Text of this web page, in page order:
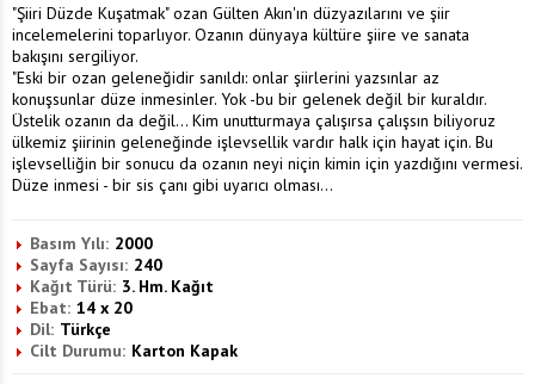
"Şiiri Düzde Kuşatmak" ozan Gülten Akın'ın düzyazılarını ve şiir
incelemelerini toparlıyor. Ozanın dünyaya kültüre şiire ve sanata
bakışını sergiliyor.
"Eski bir ozan geleneğidir sanıldı: onlar şiirlerini yazsınlar az
konuşsunlar düze inmesinler. Yok -bu bir gelenek değil bir kuraldır.
Üstelik ozanın da değil... Kim unutturmaya çalışırsa çalışsın biliyoruz
ülkemiz şiirinin geleneğinde işlevsellik vardır halk için hayat için. Bu
işlevselliğin bir sonucu da ozanın neyi niçin kimin için yazdığını vermesi.
Düze inmesi - bir sis çanı gibi uyarıcı olması...
Basım Yılı: 2000
Sayfa Sayısı: 240
Kağıt Türü: 3. Hm. Kağıt
Ebat: 14 x 20
Dil: Türkçe
Cilt Durumu: Karton Kapak